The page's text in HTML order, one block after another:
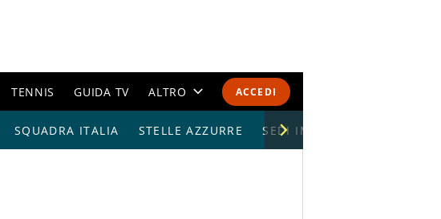
ACCEDI
TENNIS GUIDA TV ALTRO
CALENDARI E CLASSIFICHE
SQUADRA ITALIA STELLE AZZURRE SEDI IMPIANTI